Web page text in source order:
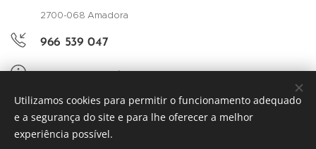
2700-068 Amadora
966 539 047
(chamada rede móvel nacional)
geral@p-f.pt
Utilizamos cookies para permitir o funcionamento adequado
e a segurança do site e para lhe oferecer a melhor
experiência possível.